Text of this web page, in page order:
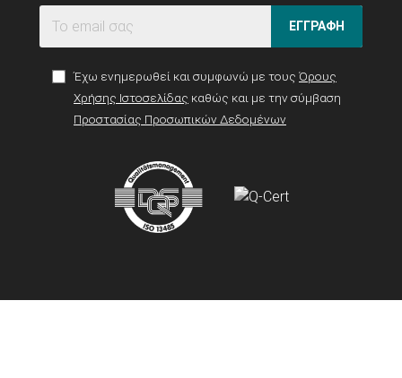
ΕΓΓΡΑΦΗ
Έχω ενημερωθεί και συμφωνώ με τους Όρους
Χρήσης Ιστοσελίδας καθώς και με την σύμβαση
Προστασίας Προσωπικών Δεδομένων